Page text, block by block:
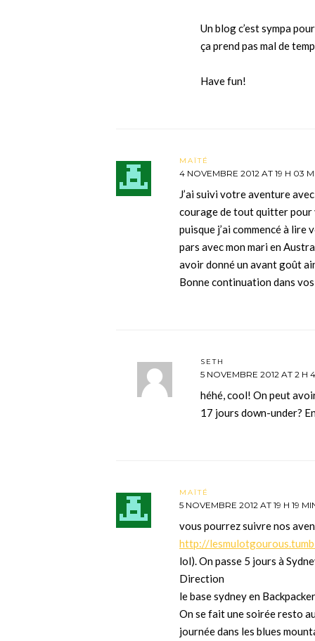
Un blog c’est sympa
ça prend pas mal de
Have fun!
MAÏTÉ
4 NOVEMBRE 2012 AT 19 H 03
J’ai suivi votre aventure
courage de tout quitter pour
puisque j’ai commencé à lire
pars avec mon mari en
avoir donné un avant goût
Bonne continuation dans
SETH
5 NOVEMBRE 2012 AT 2 H
héhé, cool! On peut
17 jours down-under?
MAÏTÉ
5 NOVEMBRE 2012 AT 19 H 19
vous pourrez suivre nos
http://
lol). On passe 5 jours à
Direction
le base sydney en
On se fait une soirée resto
journée dans les blues